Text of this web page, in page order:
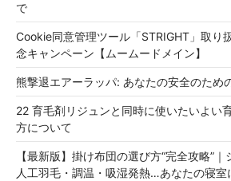
で
Cookie同意管理ツール「STRIGHT」取り
念キャンペーン【ムームードメイン】
熊撃退エアーラッパ: あなたの安全のため
22 育毛剤リジュンと同時に使いたいよい
方について
【最新版】掛け布団の選び方“完全攻略”
人工羽毛・調温・吸湿発熱…あなたの寝